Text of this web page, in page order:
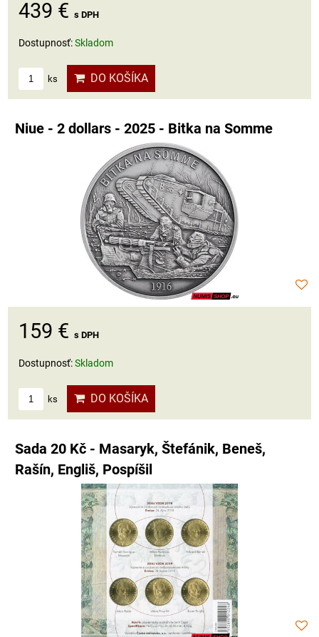
439 € s DPH
Dostupnosť:Skladom
ks DO KOŠÍKA
Niue - 2 dollars - 2025 - Bitka na Somme
159 € s DPH
Dostupnosť:Skladom
ks DO KOŠÍKA
Sada 20 Kč - Masaryk, Štefánik, Beneš,
Rašín, Engliš, Pospíšil